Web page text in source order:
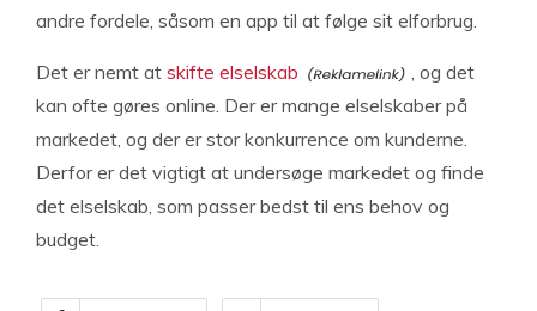
andre fordele, såsom en app til at følge sit elforbrug.
Det er nemt at skifte elselskab
, og det
kan ofte gøres online. Der er mange elselskaber på
markedet, og der er stor konkurrence om kunderne.
Derfor er det vigtigt at undersøge markedet og finde
det elselskab, som passer bedst til ens behov og
budget.